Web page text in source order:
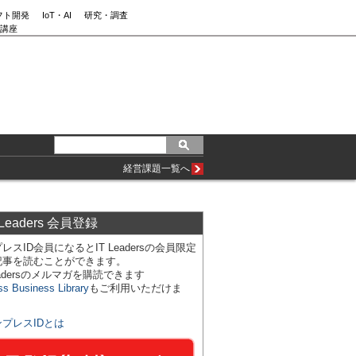
ト開発 IoT・AI
研究・調査
座
経営課題一覧へ
会員登録
スID会員になるとIT Leadersの会員限定
を読むことができます。
のメルマガを購読できます
Business Libraryもご利用いただけま
プレスIDとは